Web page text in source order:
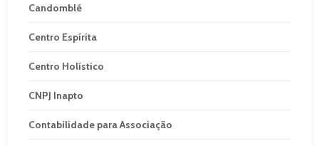
Candomblé
Centro Espírita
Centro Holístico
CNPJ Inapto
Contabilidade para Associação